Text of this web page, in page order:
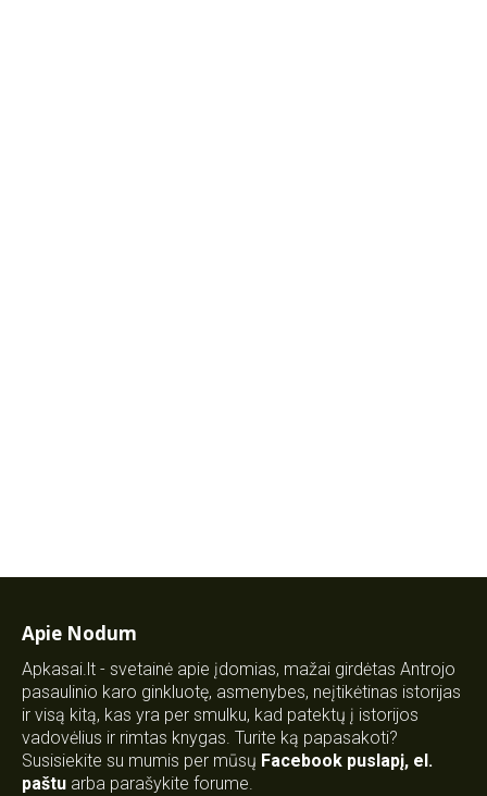
Apie Nodum
Apkasai.lt - svetainė apie įdomias, mažai girdėtas Antrojo
pasaulinio karo ginkluotę, asmenybes, neįtikėtinas istorijas
ir visą kitą, kas yra per smulku, kad patektų į istorijos
vadovėlius ir rimtas knygas. Turite ką papasakoti?
Susisiekite su mumis per mūsų Facebook puslapį, el.
paštu arba parašykite forume.